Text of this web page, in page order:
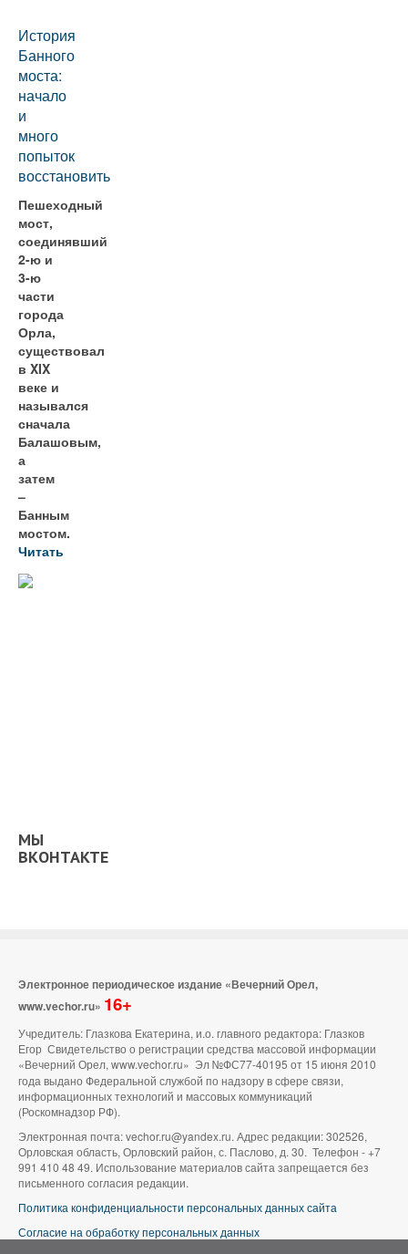
История
Банного
моста:
начало
и
много
попыток
восстановить
Пешеходный
мост,
соединявший
2-ю и
3-ю
части
города
Орла,
существовал
в XIX
веке и
назывался
сначала
Балашовым,
а
затем
–
Банным
мостом.
Читать
МЫ
ВКОНТАКТЕ
Электронное периодическое издание «Вечерний Орел,
www.vechor.ru» 16+
Учредитель: Глазкова Екатерина, и.о. главного редактора: Глазков
Егор Свидетельство о регистрации средства массовой информации
«Вечерний Орел, www.vechor.ru» Эл №ФС77-40195 от 15 июня 2010
года выдано Федеральной службой по надзору в сфере связи,
информационных технологий и массовых коммуникаций
(Роскомнадзор РФ).
Электронная почта: vechor.ru@yandex.ru. Адрес редакции: 302526,
Орловская область, Орловский район, с. Паслово, д. 30. Телефон - +7
991 410 48 49. Использование материалов сайта запрещается без
письменного согласия редакции.
Политика конфиденциальности персональных данных сайта
Согласие на обработку персональных данных